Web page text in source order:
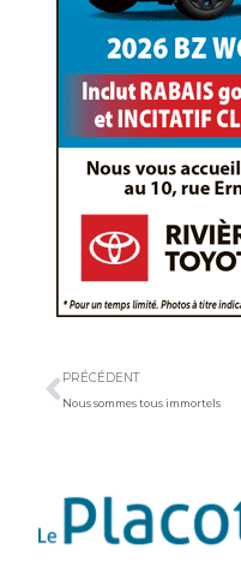
PRÉCÉDENT
Nous sommes tous immortels